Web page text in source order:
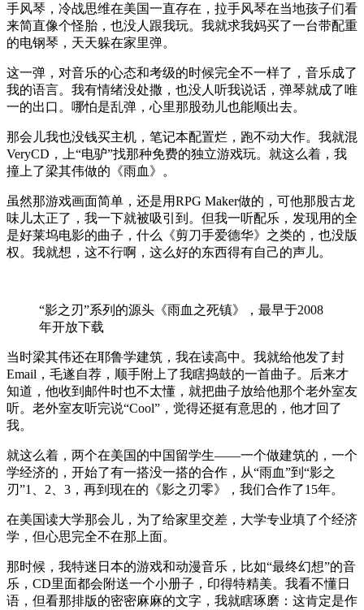
手风琴，冷战思维在美国一直存在，拉手风琴在当地孩子们看
来简直像个怪胎，也没人跟我玩。我就求我妈买了一台带配重
的电钢琴，天天躲在家里弹。
这一弹，对音乐的心态和考级的时候完全不一样了，音乐成了
我的语言。我有情绪没处撒，也没人听我说话，弹琴就成了唯
一的出口。哪怕是乱弹，心里那股劲儿也能顺出去。
那会儿我也没钱买主机，笔记本配置烂，跑不动大作。我就混
VeryCD，上“电驴”找那种免费的独立游戏玩。就这么着，我
撞上了梁其伟做的《雨血》。
虽然那游戏画面简单，还是用RPG Maker做的，可他那股古龙
味儿太正了，我一下就被吸引到。但我一听配乐，发现用的全
是好莱坞电影的曲子，什么《剪刀手爱德华》之类的，也没版
权。我就想，这不行啊，这么好的东西得有自己的声儿。
“影之刃”系列的源头《雨血之死镇》，最早于2008
年开放下载
当时梁其伟还在耶鲁学建筑，我在读高中。我就给他发了封
Email，毛遂自荐，顺手附上了我瞎捣鼓的一首曲子。后来才
知道，他收到邮件时也不太懂，就把曲子放给他那个老外室友
听。老外室友听完说“Cool”，觉得还挺有意思的，他才回了
我。
就这么着，两个在美国的中国留学生——一个做建筑的，一个
学经济的，开始了有一搭没一搭的合作，从“雨血”到“影之
刃”1、2、3，再到现在的《影之刃零》，我们合作了15年。
在美国读大学那会儿，为了给家里交差，大学专业填了个经济
学，但心思完全不在那上面。
那时候，我特迷日本的游戏和动漫音乐，比如“最终幻想”的音
乐，CD里面都会附送一个小册子，印得特精美。我看不懂日
语，但看那排版的密密麻麻的文字，我就瞎琢磨：这肯定是作